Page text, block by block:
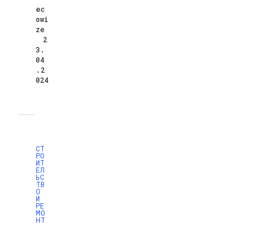
ec
owi
ze
2
3.
04
.2
024
СТ
РО
ИТ
ЕЛ
ЬС
ТВ
О
И
РЕ
МО
НТ